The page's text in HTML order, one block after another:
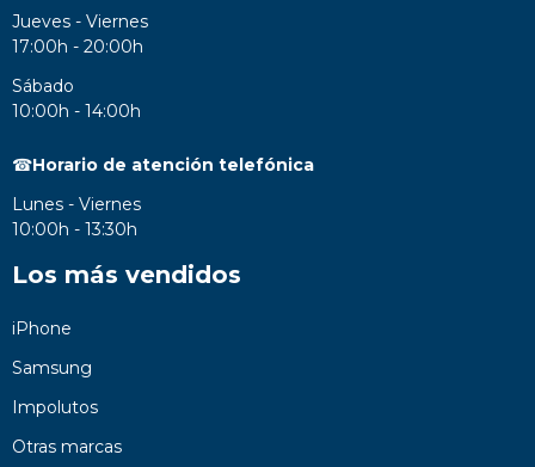
Jueves - Viernes
17:00h - 20:00h
Sábado
10:00h - 14:00h
☎Horario de atención telefónica
Lunes - Viernes
10:00h - 13:30h
Los más vendidos
iPhone
Samsung
Impolutos
Otras marcas